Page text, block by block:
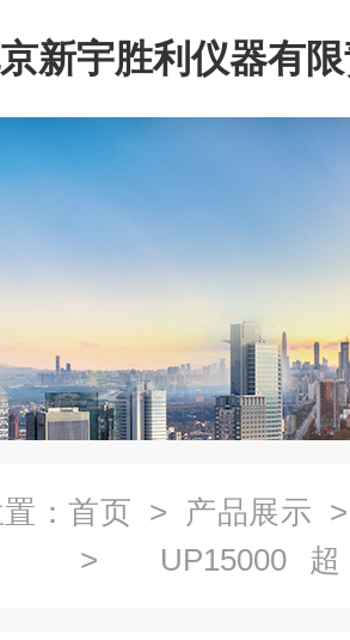
新宇胜利仪器有
： 首页 > 产品展示
>